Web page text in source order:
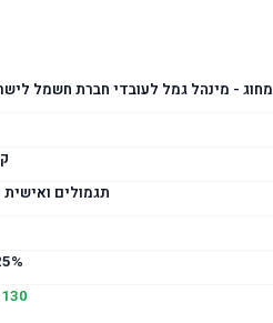
מחוג - מינהל גמל לעובדי חברת חשמל
תגמולים ואישית
130 מיליון ₪